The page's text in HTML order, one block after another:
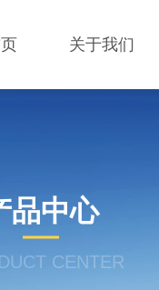
关于我们
品中心
CENTER